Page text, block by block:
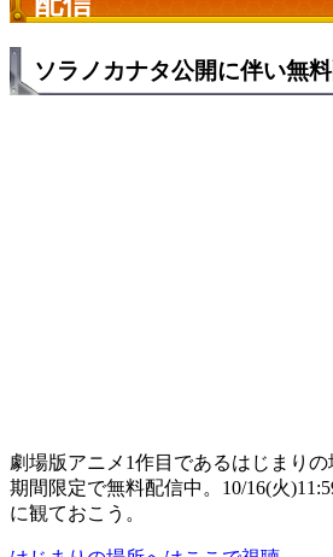
ソラノカナタ公開に伴い無
劇場版アニメ1作目であるはじまりの
期間限定で無料配信中。10/16(火
に観ておこう。